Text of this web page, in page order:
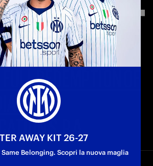
REDEMPTION OF
AND
S.P.A.
AWAY KIT 26-27
Belonging. Scopri la nuova maglia